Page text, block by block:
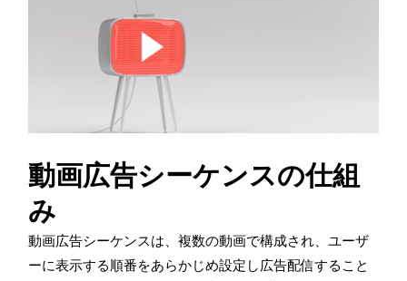
動画広告シーケンスの仕組
み
動画広告シーケンスは、複数の動画で構成され、ユーザ
ーに表示する順番をあらかじめ設定し広告配信すること